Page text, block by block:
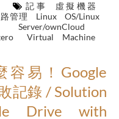
記事
虛擬機器
管理 Linux
OS/Linux
Server/ownCloud
Virtual Machine
易！Google
記錄 / Solution
Drive with